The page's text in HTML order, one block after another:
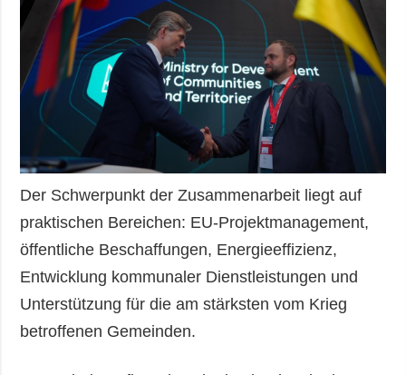
Der Schwerpunkt der Zusammenarbeit liegt auf
praktischen Bereichen: EU-Projektmanagement,
öffentliche Beschaffungen, Energieeffizienz,
Entwicklung kommunaler Dienstleistungen und
Unterstützung für die am stärksten vom Krieg
betroffenen Gemeinden.